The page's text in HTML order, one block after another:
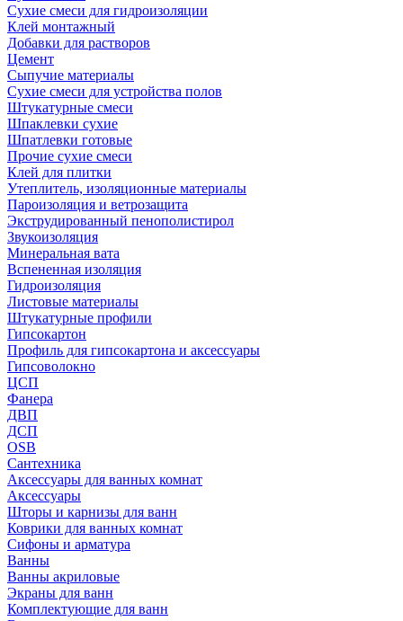
Сухие смеси для гидроизоляции
Клей монтажный
Добавки для растворов
Цемент
Сыпучие материалы
Сухие смеси для устройства полов
Штукатурные смеси
Шпаклевки сухие
Шпатлевки готовые
Прочие сухие смеси
Клей для плитки
Утеплитель, изоляционные материалы
Пароизоляция и ветрозащита
Экструдированный пенополистирол
Звукоизоляция
Минеральная вата
Вспененная изоляция
Гидроизоляция
Листовые материалы
Штукатурные профили
Гипсокартон
Профиль для гипсокартона и аксессуары
Гипсоволокно
ЦСП
Фанера
ДВП
ДСП
OSB
Сантехника
Аксессуары для ванных комнат
Аксессуары
Шторы и карнизы для ванн
Коврики для ванных комнат
Сифоны и арматура
Ванны
Ванны акриловые
Экраны для ванн
Комплектующие для ванн